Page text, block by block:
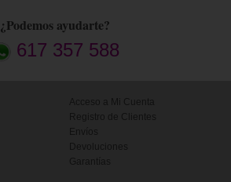
¿Podemos ayudarte?
617 357 588
Acceso a Mi Cuenta
Registro de Clientes
Envíos
Devoluciones
Garantías